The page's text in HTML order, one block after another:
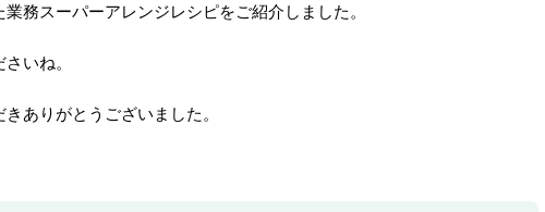
務スーパーアレンジレシピをご紹介しました。
いね。
ありがとうございました。